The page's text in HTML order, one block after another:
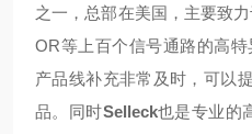
之一，总部在美国，主要致
OR等上百个信号通路的高特
产品线补充非常及时，可以
品。同时Selleck也是专业的